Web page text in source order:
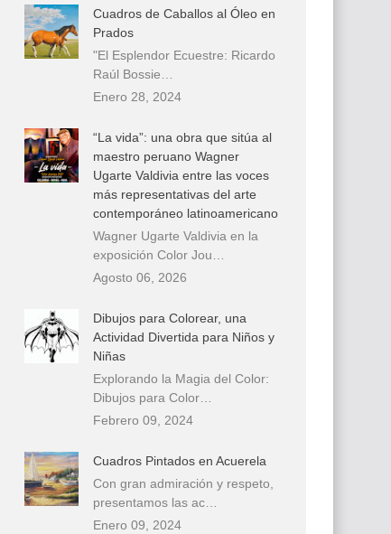
Cuadros de Caballos al Óleo en
Prados
"El Esplendor Ecuestre: Ricardo
Raúl Bossie…
Enero 28, 2024
“La vida”: una obra que sitúa al
maestro peruano Wagner
Ugarte Valdivia entre las voces
más representativas del arte
contemporáneo latinoamericano
Wagner Ugarte Valdivia en la
exposición Color Jou…
Agosto 06, 2026
Dibujos para Colorear, una
Actividad Divertida para Niños y
Niñas
Explorando la Magia del Color:
Dibujos para Color…
Febrero 09, 2024
Cuadros Pintados en Acuerela
Con gran admiración y respeto,
presentamos las ac…
Enero 09, 2024